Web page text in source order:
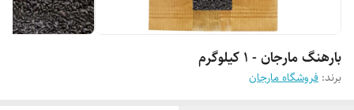
بارهنگ مارجان - 1 کیلوگرم
برند: فروشگاه مارجان